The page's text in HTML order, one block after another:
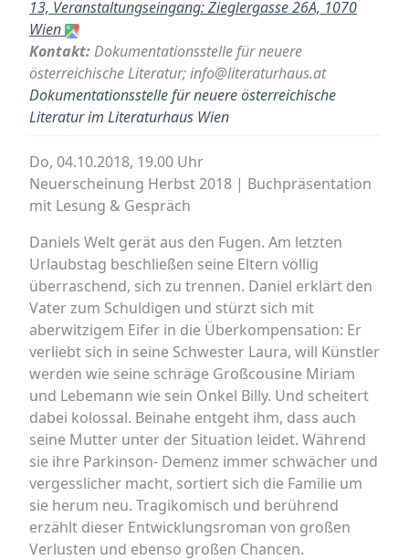
13, Veranstaltungseingang: Zieglergasse 26A, 1070
Wien
Kontakt:Dokumentationsstelle für neuere
österreichische Literatur; info@literaturhaus.at
Dokumentationsstelle für neuere österreichische
Literatur im Literaturhaus Wien
Do, 04.10.2018, 19.00 Uhr
Neuerscheinung Herbst 2018 | Buchpräsentation
mit Lesung & Gespräch
Daniels Welt gerät aus den Fugen. Am letzten
Urlaubstag beschließen seine Eltern völlig
überraschend, sich zu trennen. Daniel erklärt den
Vater zum Schuldigen und stürzt sich mit
aberwitzigem Eifer in die Überkompensation: Er
verliebt sich in seine Schwester Laura, will Künstler
werden wie seine schräge Großcousine Miriam
und Lebemann wie sein Onkel Billy. Und scheitert
dabei kolossal. Beinahe entgeht ihm, dass auch
seine Mutter unter der Situation leidet. Während
sie ihre Parkinson- Demenz immer schwächer und
vergesslicher macht, sortiert sich die Familie um
sie herum neu. Tragikomisch und berührend
erzählt dieser Entwicklungsroman von großen
Verlusten und ebenso großen Chancen.